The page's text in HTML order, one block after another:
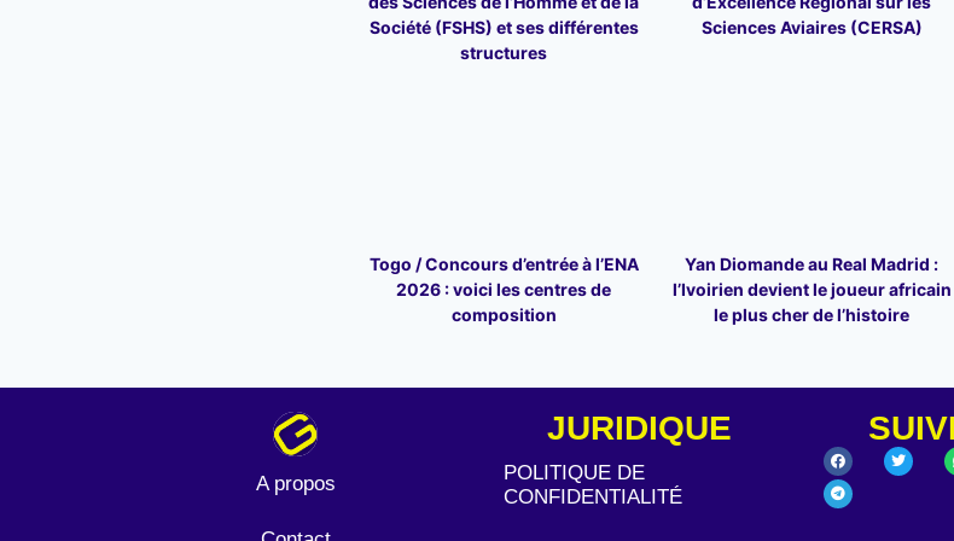
Société (FSHS) et ses différentes
structures
Sciences Aviaires (CERSA)
Togo / Concours d’entrée à l’ENA
2026 : voici les centres de
composition
Yan Diomande au Real Madrid :
l’Ivoirien devient le joueur africain
le plus cher de l’histoire
A propos
JURIDIQUE
POLITIQUE DE
CONFIDENTIALITÉ